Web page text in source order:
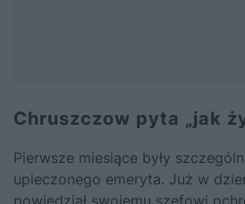
Chruszczow pyta „jak
Pierwsze miesiące były
upieczonego emeryta. Już w
powiedział swojemu szefowi